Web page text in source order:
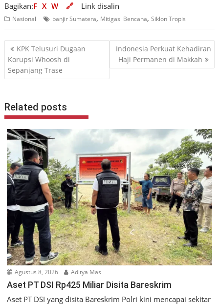
Bagikan:F X W 🔗 Link disalin
Nasional banjir Sumatera, Mitigasi Bencana,Siklon Tropis
Navigasi
pos
KPK Telusuri Dugaan
Korupsi Whoosh di
Sepanjang Trase
Indonesia Perkuat Kehadiran
Haji Permanen di Makkah
Related posts
Agustus 8, 2026 Aditya Mas
Aset PT DSI Rp425 Miliar Disita Bareskrim
Aset PT DSI yang disita Bareskrim Polri kini mencapai sekitar